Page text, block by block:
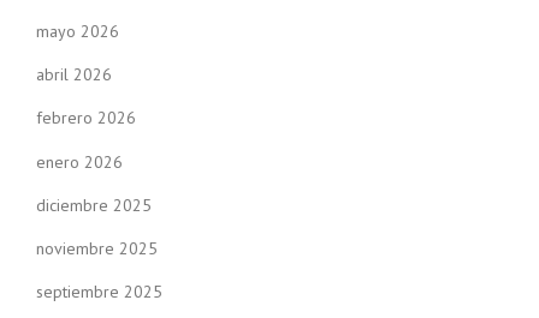
mayo 2026
abril 2026
febrero 2026
enero 2026
diciembre 2025
noviembre 2025
septiembre 2025